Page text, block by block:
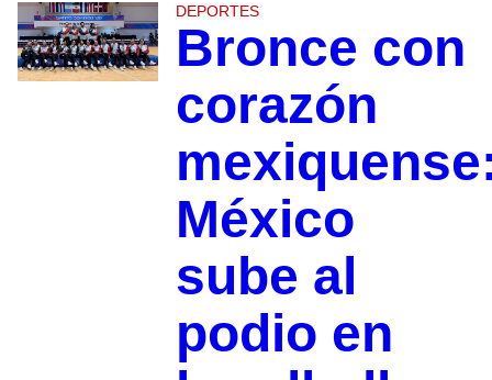
DEPORTES
Bronce con
corazón
México
sube al
podio en